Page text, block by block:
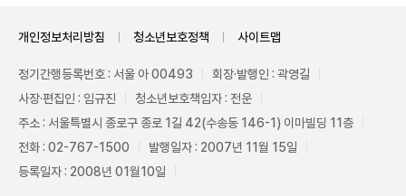
개인정보처리방침 청소년보호정책 사이트맵
정기간행등록번호 : 서울 아 00493
회장·발행인 : 곽영길
사장·편집인 : 임규진
청소년보호책임자 : 전운
주소 : 서울특별시 종로구 종로 1길 42(수송동 146-1) 이마빌딩 11층
전화 : 02-767-1500
발행일자 : 2007년 11월 15일
등록일자 : 2008년 01월10일